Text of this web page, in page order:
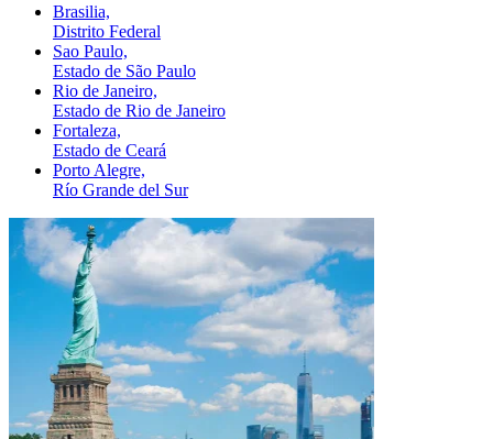
Brasilia,
Distrito Federal
Sao Paulo,
Estado de São Paulo
Rio de Janeiro,
Estado de Rio de Janeiro
Fortaleza,
Estado de Ceará
Porto Alegre,
Río Grande del Sur